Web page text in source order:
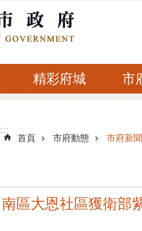
精彩府城 市
:::
首頁 市府動態 市府新聞
南區大恩社區獲衛部